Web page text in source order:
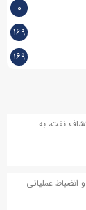
۰
۱۶۹
۱۶۹
نفت، به
انضباط عملیاتی